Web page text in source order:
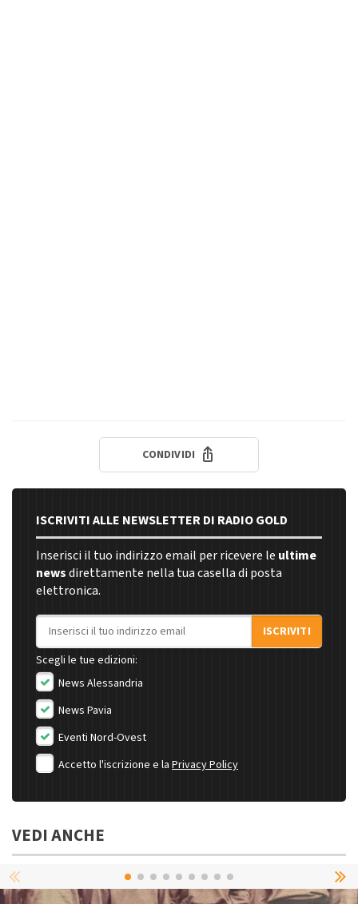
CONDIVIDI
ISCRIVITI ALLE NEWSLETTER DI RADIO GOLD
Inserisci il tuo indirizzo email per ricevere le ultime
newsdirettamente nella tua casella di posta
elettronica.
Indirizzo email
ISCRIVITI
Scegli le tue edizioni:
News Alessandria
News Pavia
Eventi Nord-Ovest
Accetto l'iscrizione e la Privacy Policy
VEDI ANCHE